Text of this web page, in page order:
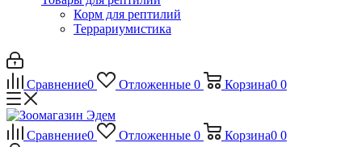
Корм для рептилий
Террариумистика
Сравнение0 Отложенные 0 Корзина0 0
Сравнение0 Отложенные 0 Корзина0 0